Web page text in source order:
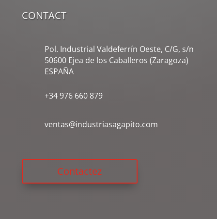
CONTACT
Pol. Industrial Valdeferrín Oeste, C/G, s/n
50600 Ejea de los Caballeros (Zaragoza)
ESPAÑA
+34 976 660 879
ventas@industriasagapito.com
Contactez